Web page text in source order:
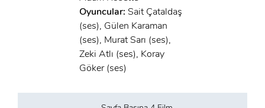
Oyuncular: Sait Çataldaş
(ses), Gülen Karaman
(ses), Murat Sarı (ses),
Zeki Atlı (ses), Koray
Göker (ses)